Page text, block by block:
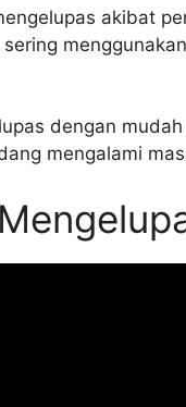
akibat
dengan
mengalami